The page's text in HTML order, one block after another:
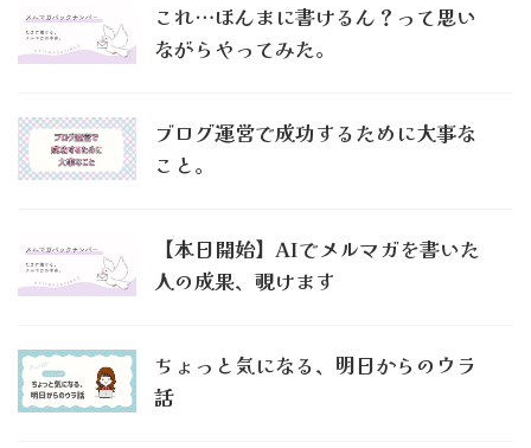
これ…ほんまに書けるん？って思い
ながらやってみた。
ブログ運営で成功するために大事な
こと。
【本日開始】AIでメルマガを書いた
人の成果、覗けます
ちょっと気になる、明日からのウラ
話